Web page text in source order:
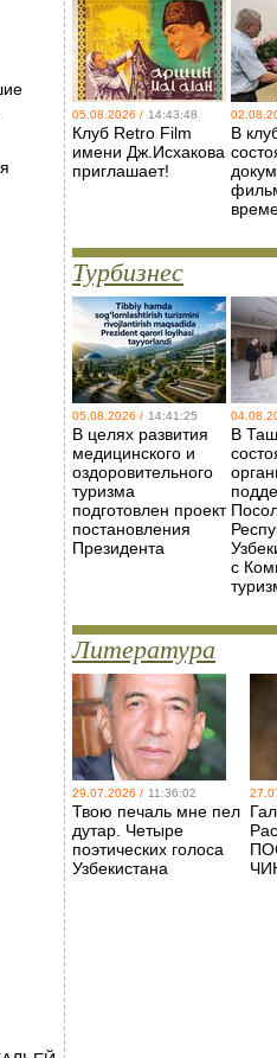
05.08.2026 / 14:43:48
Клуб Retro Film
имени Дж.Исхакова
приглашает!
В
Турбизнес
05.08.2026 / 14:41:25
В целях развития
медицинского и
оздоровительного
туризма
подготовлен проект
постановления
Президента
В
с
Литература
29.07.2026 / 11:36:02
Твою печаль мне пел
дутар. Четыре
поэтических голоса
Узбекистана